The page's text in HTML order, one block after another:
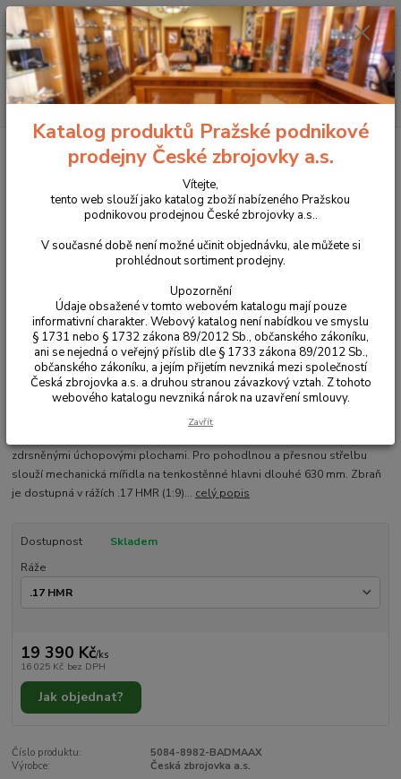
Menu
Hledat
+420 225 375 800
Dlouhé zbraně Malorážky série CZ 457
CZ 457 LUX
Malorážka s designem klasické evropské lovecké kulovnice. Lakovaná
zdrsněnými úchopovými plochami. Pro pohodlnou a přesnou střelbu
slouží mechanická mířidla na tenkostěnné hlavni dlouhé 630 mm. Zbraň
je dostupná v rážích .17 HMR (1:9)... celý popis
Dostupnost
Skladem
Ráže
19 390 Kč/ks
16 025 Kč bez DPH
Jak objednat?
Číslo produktu:
5084-8982-BADMAAX
Výrobce:
Česká zbrojovka a.s.
Katalog produktů Pražské podnikové
prodejny České zbrojovky a.s.
Vítejte,
tento web slouží jako katalog zboží nabízeného Pražskou
podnikovou prodejnou České zbrojovky a.s..
V současné době není možné učinit objednávku, ale můžete si
prohlédnout sortiment prodejny.
Upozornění
Údaje obsažené v tomto webovém katalogu mají pouze
informativní charakter. Webový katalog není nabídkou ve smyslu
§ 1731 nebo § 1732 zákona 89/2012 Sb., občanského zákoníku,
ani se nejedná o veřejný příslib dle § 1733 zákona 89/2012 Sb.,
občanského zákoníku, a jejím přijetím nevzniká mezi společností
Česká zbrojovka a.s. a druhou stranou závazkový vztah. Z tohoto
webového katalogu nevzniká nárok na uzavření smlouvy.
Zavřít